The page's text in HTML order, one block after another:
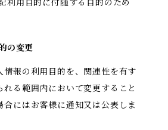
利用目的に付随する目的のため
の変更
情報の利用目的を、関連性を有す
れる範囲内において変更すること
合にはお客様に通知又は公表しま